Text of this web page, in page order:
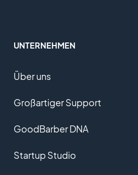
UNTERNEHMEN
Über uns
Großartiger Support
GoodBarber DNA
Startup Studio